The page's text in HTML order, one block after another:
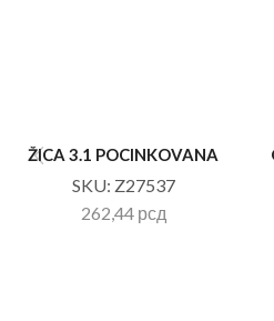
ŽICA 3.1 POCINKOVANA
SKU: Z27537
262,44 рсд